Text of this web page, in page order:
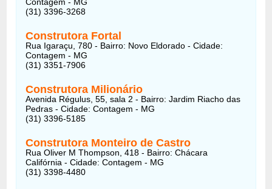
(31) 3396-3268
Construtora Fortal
Rua Igaraçu, 780 - Bairro: Novo Eldorado - Cidade:
Contagem - MG
(31) 3351-7906
Construtora Milionário
Avenida Régulus, 55, sala 2 - Bairro: Jardim Riacho das
Pedras - Cidade: Contagem - MG
(31) 3396-5185
Construtora Monteiro de Castro
Rua Oliver M Thompson, 418 - Bairro: Chácara
Califórnia - Cidade: Contagem - MG
(31) 3398-4480